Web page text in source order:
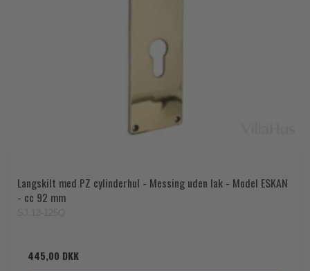
Langskilt med PZ cylinderhul - Messing uden lak - Model ESKAN
- cc 92 mm
445,00 DKK